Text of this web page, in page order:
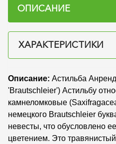
ОПИСАНИЕ
ХАРАКТЕРИСТИКИ
Описание: Астильба
'Brautschleier') Астильбу
камнеломковые
немецкого Brautschleier
невесты, что обусловлено
цветением. Это